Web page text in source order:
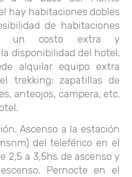
hay habitaciones dobles
de habitaciones
a un costo extra y
disponibilidad del hotel.
alquilar equipo extra
trekking: zapatillas de
anteojos, campera, etc.
Ascenso a la estación
del teleférico en el
2,5 a 3,5hs de ascenso y
Pernocte en el